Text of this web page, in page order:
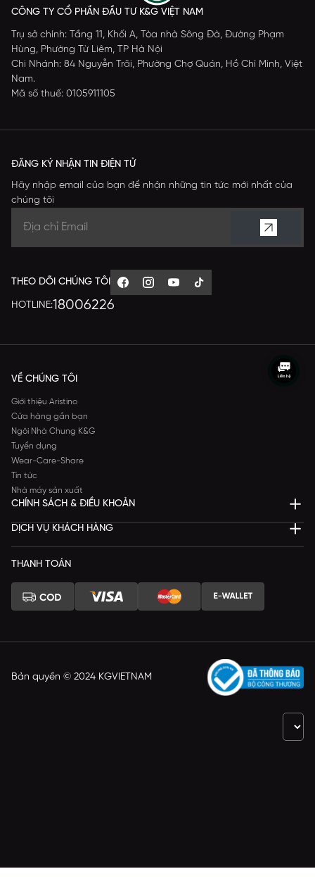
CÔNG TY CỔ PHẦN ĐẦU TƯ K&G VIỆT NAM
Trụ sở chính: Tầng 11, Khối A, Tòa nhà Sông Đà, Đường Phạm
Hùng, Phường Từ Liêm, TP Hà Nội
Chi Nhánh: 84 Nguyễn Trãi, Phường Chợ Quán, Hồ Chí Minh, Việt
Nam.
Mã số thuế: 0105911105
ĐĂNG KÝ NHẬN TIN ĐIỆN TỬ
Hãy nhập email của bạn để nhận những tin tức mới nhất của
chúng tôi
THEO DÕI CHÚNG TÔI
HOTLINE:18006226
VỀ CHÚNG TÔI
Giới thiệu Aristino
Cửa hàng gần bạn
Ngôi Nhà Chung K&G
Tuyển dụng
Wear-Care-Share
Tin tức
Nhà máy sản xuất
CHÍNH SÁCH & ĐIỀU KHOẢN
DỊCH VỤ KHÁCH HÀNG
THANH TOÁN
Bản quyền © 2024 KGVIETNAM